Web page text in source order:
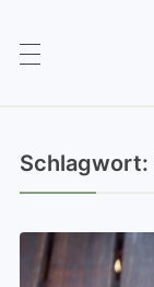
Schlagwort: